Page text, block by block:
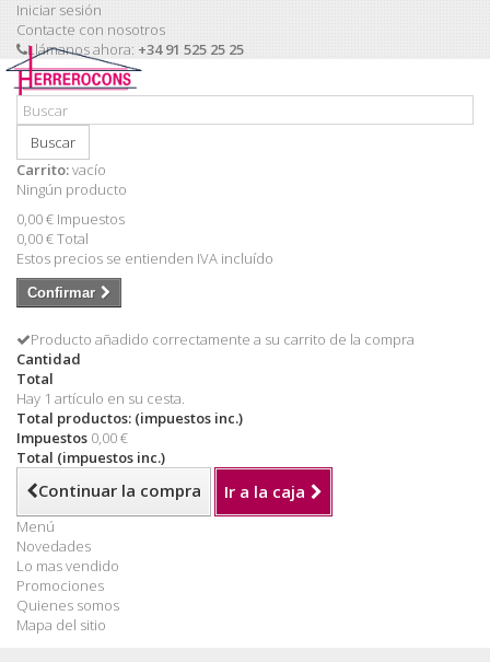
Iniciar sesión
Contacte con nosotros
Llámanos ahora: +34 91 525 25 25
Buscar
Carrito:vacío
Ningún producto
0,00 € Impuestos
0,00 €Total
Estos precios se entienden IVA incluído
Confirmar
Producto añadido correctamente a su carrito de la compra
Cantidad
Total
Hay 1 artículo en su cesta.
Total productos: (impuestos inc.)
Impuestos 0,00 €
Total (impuestos inc.)
Continuar la compra Ir a la caja
Menú
Novedades
Lo mas vendido
Promociones
Quienes somos
Mapa del sitio